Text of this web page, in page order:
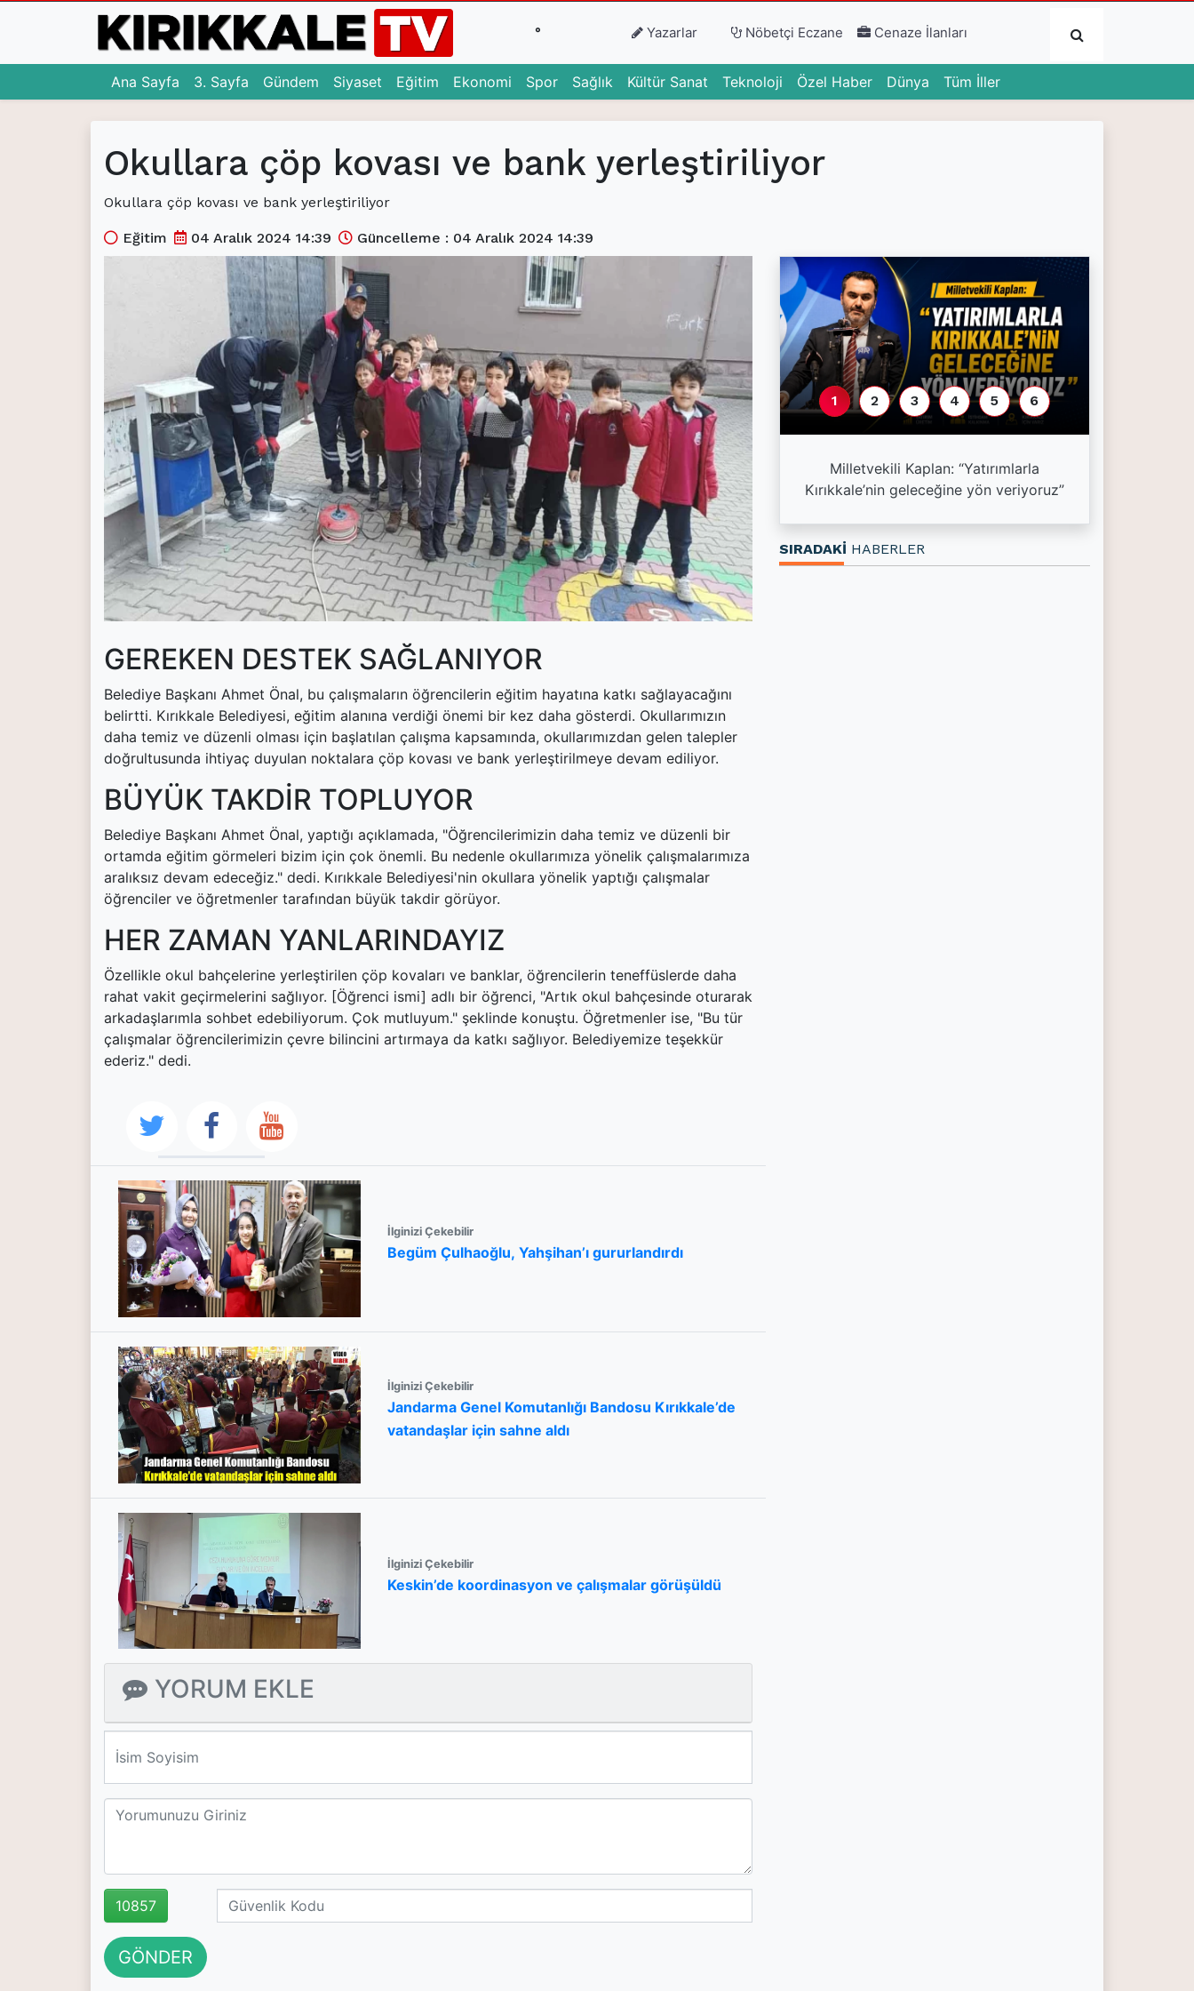
Submit
Ana Sayfa
(current)
(current)
(current)
Kültür Sanat(current)
(current)
(current)
(current)
(current)
(current)
° Yazarlar Nöbetçi Eczane Cenaze İlanları
Ana Sayfa 3. Sayfa (current)
Gündem (current)
Siyaset (current)
Eğitim (current)
Ekonomi (current)
Spor(current)
Sağlık (current)
Kültür Sanat (current)
Teknoloji (current)
Özel Haber(current)
Dünya (current)
Tüm İller
Okullara çöp kovası ve bank yerleştiriliyor
Okullara çöp kovası ve bank yerleştiriliyor
Eğitim 04 Aralık 2024 14:39 Güncelleme : 04 Aralık 2024 14:39
GEREKEN DESTEK SAĞLANIYOR
Belediye Başkanı Ahmet Önal, bu çalışmaların öğrencilerin eğitim hayatına katkı sağlayacağını
belirtti. Kırıkkale Belediyesi, eğitim alanına verdiği önemi bir kez daha gösterdi. Okullarımızın
daha temiz ve düzenli olması için başlatılan çalışma kapsamında, okullarımızdan gelen talepler
doğrultusunda ihtiyaç duyulan noktalara çöp kovası ve bank yerleştirilmeye devam ediliyor.
BÜYÜK TAKDİR TOPLUYOR
Belediye Başkanı Ahmet Önal, yaptığı açıklamada, "Öğrencilerimizin daha temiz ve düzenli bir
ortamda eğitim görmeleri bizim için çok önemli. Bu nedenle okullarımıza yönelik çalışmalarımıza
aralıksız devam edeceğiz." dedi. Kırıkkale Belediyesi'nin okullara yönelik yaptığı çalışmalar
öğrenciler ve öğretmenler tarafından büyük takdir görüyor.
HER ZAMAN YANLARINDAYIZ
Özellikle okul bahçelerine yerleştirilen çöp kovaları ve banklar, öğrencilerin teneffüslerde daha
rahat vakit geçirmelerini sağlıyor. [Öğrenci ismi] adlı bir öğrenci, "Artık okul bahçesinde oturarak
arkadaşlarımla sohbet edebiliyorum. Çok mutluyum." şeklinde konuştu. Öğretmenler ise, "Bu tür
çalışmalar öğrencilerimizin çevre bilincini artırmaya da katkı sağlıyor. Belediyemize teşekkür
ederiz." dedi.
İlginizi Çekebilir
Begüm Çulhaoğlu, Yahşihan’ı gururlandırdı
İlginizi Çekebilir
Jandarma Genel Komutanlığı Bandosu Kırıkkale’de
vatandaşlar için sahne aldı
İlginizi Çekebilir
Keskin’de koordinasyon ve çalışmalar görüşüldü
YORUM EKLE
10857
GÖNDER
Özgür Özel’in kurduğu Yeni Parti’nin logosu
tartışma yarattı
Kırıkkale'de Kiralar Son Bir Yılda Ne Kadar
Arttı?
Milletvekili Kaplan: “Yatırımlarla
Kırıkkale’nin geleceğine yön veriyoruz”
1 2 3 4 5 6
SIRADAKİ HABERLER